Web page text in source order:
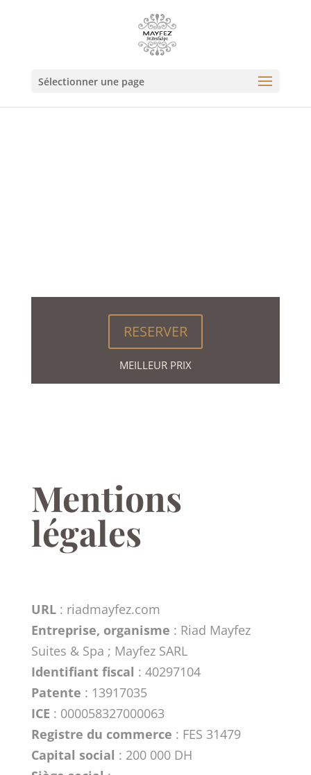
Sélectionner une page
RESERVER
MEILLEUR PRIX
Mentions
légales
URL: riadmayfez.com
Entreprise, organisme : Riad Mayfez
Suites & Spa ; Mayfez SARL
Identifiant fiscal : 40297104
Patente : 13917035
ICE : 000058327000063
Registre du commerce : FES 31479
Capital social : 200 000 DH